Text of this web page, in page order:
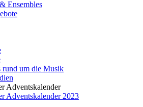
Ensembles
rund um die Musik
Adventskalender
Adventskalender 2023